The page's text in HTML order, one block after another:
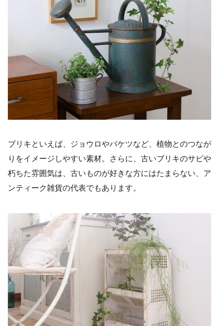
ブリキといえば、ジョウロやバケツなど、植物とのつなが
りをイメージしやすい素材。さらに、古いブリキのサビや
朽ちた雰囲気は、古いものが好きな方にはたまらない、ア
ンティーク雑貨の代表でもあります。